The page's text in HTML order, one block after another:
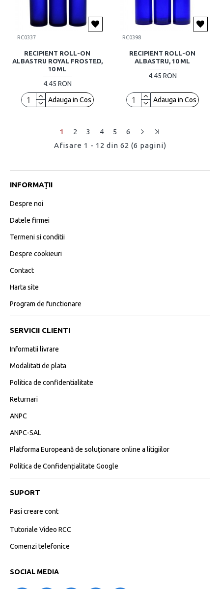
RC0337
RECIPIENT ROLL-ON
ALBASTRU ROYAL FROSTED,
10 ML
4.45 RON
Adauga in Cos
RC0398
RECIPIENT ROLL-ON
ALBASTRU, 10 ML
4.45 RON
Adauga in Cos
1 2 3 4 5
6
Afisare 1 - 12 din 62 (6 pagini)
INFORMAȚII
Despre noi
Datele firmei
Termeni si conditii
Despre cookieuri
Contact
Harta site
Program de functionare
SERVICII CLIENTI
Informatii livrare
Modalitati de plata
Politica de confidentialitate
Returnari
ANPC
ANPC-SAL
Platforma Europeană de soluționare online a litigiilor
Politica de Confidențialitate Google
SUPORT
Pasi creare cont
Tutoriale Video RCC
Comenzi telefonice
SOCIAL MEDIA